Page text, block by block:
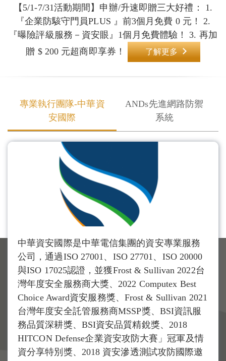
【5/1-7/31活動期間】申辦/升速即贈三大好禮： 1.
『企業防駭守門員PLUS 』前3個月免費 0 元！ 2.
『曝險評級服務－資安眼』1個月免費體驗！ 3. 再加
贈 $ 200 元超商即享券！
了解更多
專業執行團隊-中華資
安國際
ANDs先進網路防禦
系統
中華資安國際是中華電信集團的資安專業服務
公司，通過ISO 27001、ISO 27701、ISO 20000
與ISO 17025認證，並獲Frost & Sullivan 2022台
灣年度安全服務商大獎、2022 Computex Best
Choice Award資安服務獎、Frost & Sullivan 2021
台灣年度安全託管服務商MSSP獎、BSI資訊服
務品質深耕獎、BSI資安品質精銳獎、2018
HITCON Defense企業資安攻防大賽」冠軍及情
資分享特別獎、2018 資安滲透測試攻防國際邀